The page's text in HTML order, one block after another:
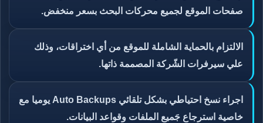
صفحات الموقع لجميع محركات البحث بسعر منخفض.
الالتزام بالحماية الشاملة للموقع من أي اختراقات، وذلك
علي سيرفرات الشّركة المصممة ذاتها.
اجراء نسخ احتياطي بشكل تلقائي Auto Backups يوميا مع
خاصية استرجاع جَميع الملفات وقواعد البيانات.